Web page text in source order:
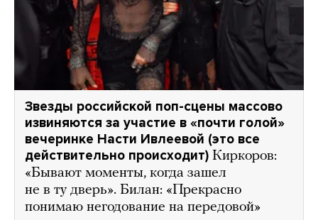
Звезды российской поп-сцены массово
извиняются за участие в «почти голой»
вечеринке Насти Ивлеевой (это все
действительно происходит) Киркоров:
«Бывают моменты, когда зашел
не в ту дверь». Билан: «Прекрасно
понимаю негодование на передовой»